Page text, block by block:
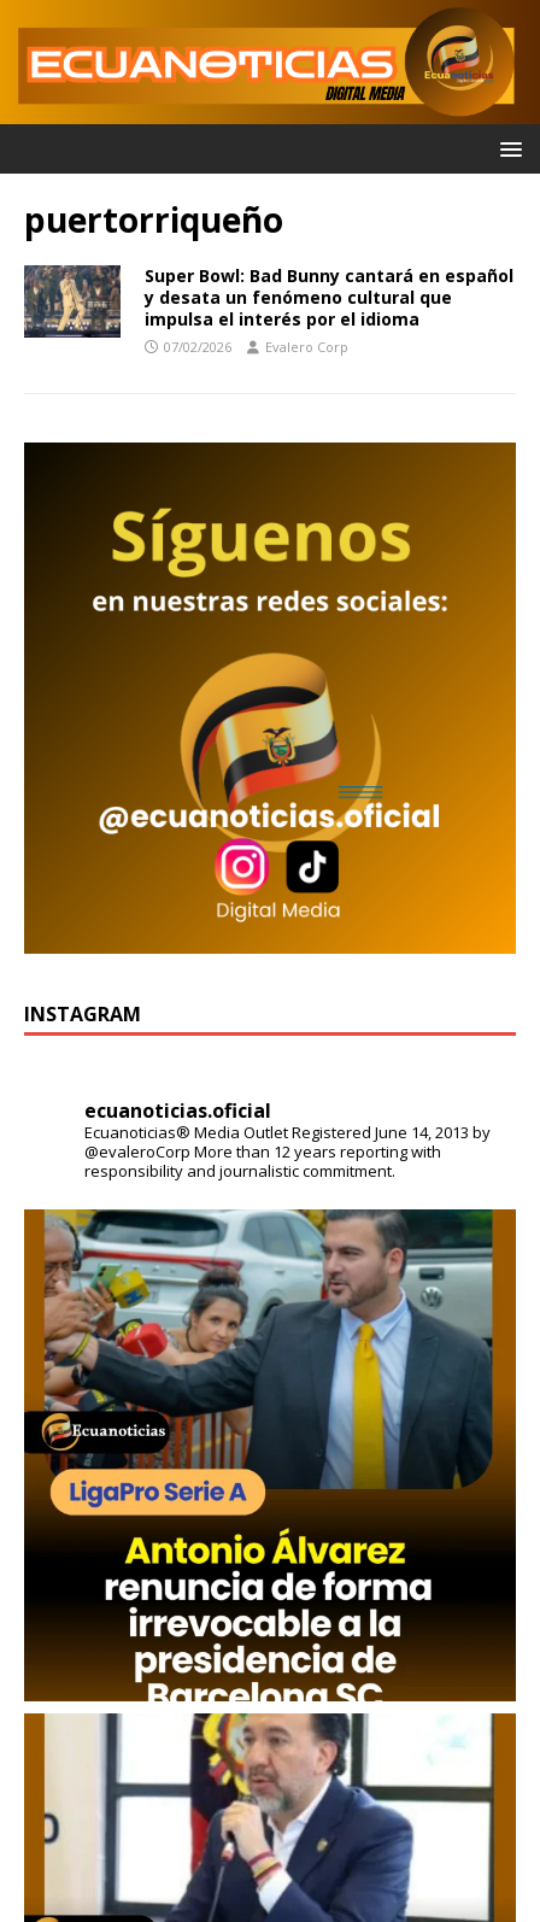
puertorriqueño
Super Bowl: Bad Bunny cantará en español
y desata un fenómeno cultural que
impulsa el interés por el idioma
07/02/2026 Evalero Corp
INSTAGRAM
ecuanoticias.oficial
Ecuanoticias® Media OutletRegistered June 14, 2013 by
@evaleroCorp More than 12 years reporting with
responsibility and journalistic commitment.